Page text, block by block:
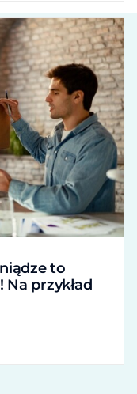
to
Na przykład